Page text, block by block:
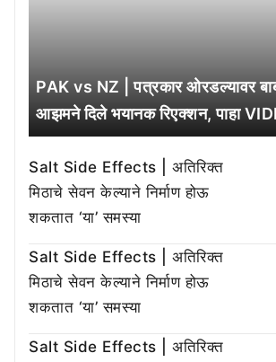
PAK vs NZ | पत्रकार ओरडल्यावर
आझमने दिले भयानक रिएक्शन, पाहा
Salt Side Effects | अतिरिक्त
मिठाचे सेवन केल्याने निर्माण होऊ
शकतात ‘या’ समस्या
Salt Side Effects | अतिरिक्त
मिठाचे सेवन केल्याने निर्माण होऊ
शकतात ‘या’ समस्या
Salt Side Effects | अतिरिक्त